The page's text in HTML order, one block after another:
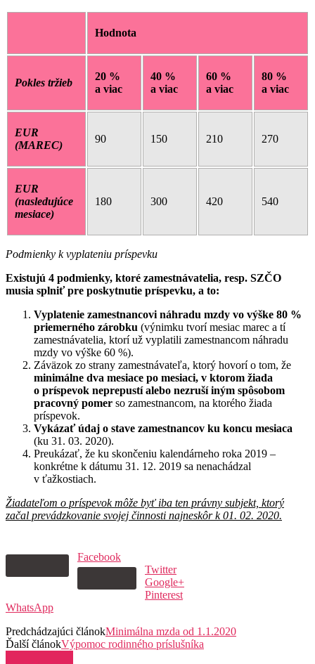
Hodnota
Pokles tržieb
20 %
a viac
40 %
a viac
60 %
a viac
80 %
a viac
EUR
(MAREC)
90 150 210 270
EUR
(nasledujúce
mesiace)
180 300 420 540
Podmienky k vyplateniu príspevku
Existujú 4 podmienky, ktoré zamestnávatelia, resp. SZČO
musia splniť pre poskytnutie príspevku, a to:
Vyplatenie zamestnancovi náhradu mzdy vo výške 80 %
priemerného zárobku (výnimku tvorí mesiac marec a tí
zamestnávatelia, ktorí už vyplatili zamestnancom náhradu
mzdy vo výške 60 %).
Záväzok zo strany zamestnávateľa, ktorý hovorí o tom, že
minimálne dva mesiace po mesiaci, v ktorom žiada
o príspevok neprepustí alebo nezruší iným spôsobom
pracovný pomer so zamestnancom, na ktorého žiada
príspevok.
Vykázať údaj o stave zamestnancov ku koncu mesiaca
(ku 31. 03. 2020).
Preukázať, že ku skončeniu kalendárneho roka 2019 –
konkrétne k dátumu 31. 12. 2019 sa nenachádzal
v ťažkostiach.
Žiadateľom o príspevok môže byť iba ten právny subjekt, ktorý
začal prevádzkovanie svojej činnosti najneskôr k 01. 02. 2020.
Facebook
Twitter
Google+
Pinterest
WhatsApp
Predchádzajúci článokMinimálna mzda od 1.1.2020
Ďalší článokVýpomoc rodinného príslušníka